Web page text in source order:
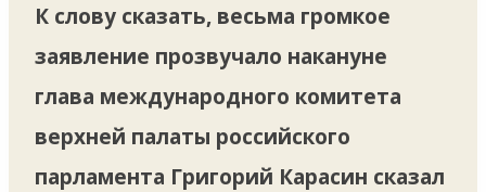
К слову сказать, весьма громкое
заявление прозвучало накануне
глава международного комитета
верхней палаты российского
парламента Григорий Карасин сказал